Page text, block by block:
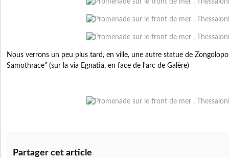
Nous verrons un peu plus tard, en ville, une autre statue de
Samothrace" (sur la via Egnatia, en face de l'arc de Galère)
Partager cet article